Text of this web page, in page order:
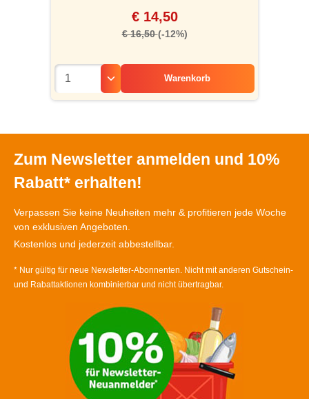
€ 14,50
€ 16,50(-12%)
Warenkorb
Zum Newsletter anmelden und 10%
Rabatt* erhalten!
Verpassen Sie keine Neuheiten mehr & profitieren jede Woche
von exklusiven Angeboten.
Kostenlos und jederzeit abbestellbar.
* Nur gültig für neue Newsletter-Abonnenten. Nicht mit anderen Gutschein-
und Rabattaktionen kombinierbar und nicht übertragbar.